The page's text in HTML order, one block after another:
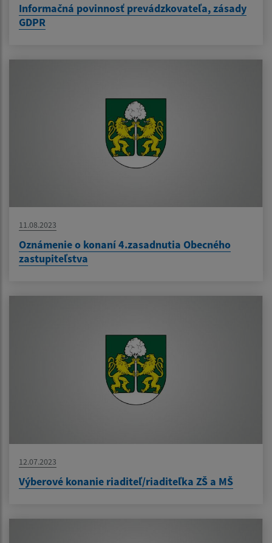
Informačná povinnosť prevádzkovateľa, zásady
GDPR
11.08.2023
Oznámenie o konaní 4.zasadnutia Obecného
zastupiteľstva
12.07.2023
Výberové konanie riaditeľ/riaditeľka ZŠ a MŠ